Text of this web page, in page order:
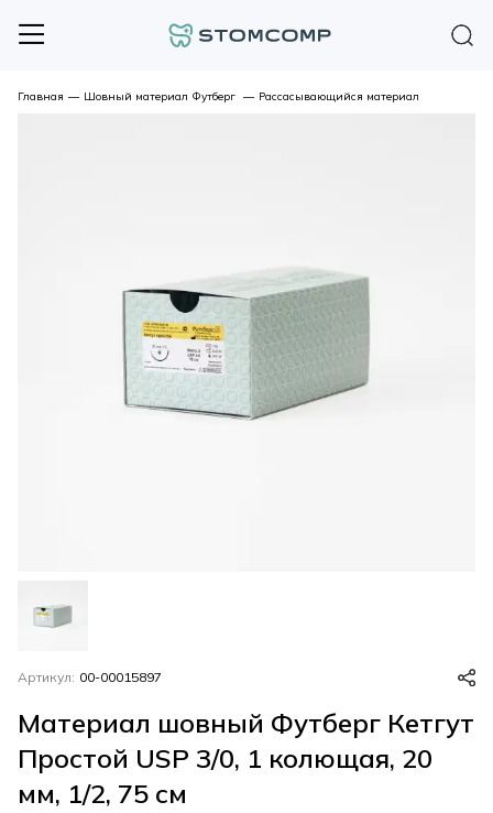
Главная — Шовный материал Футберг — Рассасывающийся материал
Артикул: 00-00015897
Материал шовный Футберг Кетгут
Простой USP 3/0, 1 колющая, 20
мм, 1/2, 75 см